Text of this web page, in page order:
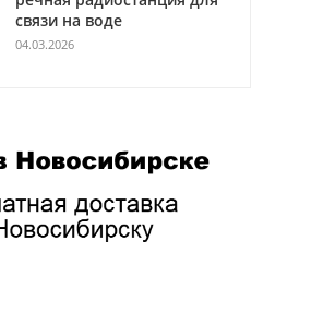
связи на воде
04.03.2026